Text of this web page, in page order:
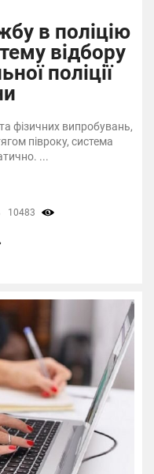
в поліцію
відбору
поліції
фізичних випробувань,
півроку, система
...
10483